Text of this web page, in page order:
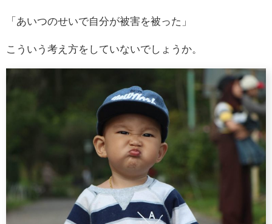
「あいつのせいで自分が被害を被った」
こういう考え方をしていないでしょうか。